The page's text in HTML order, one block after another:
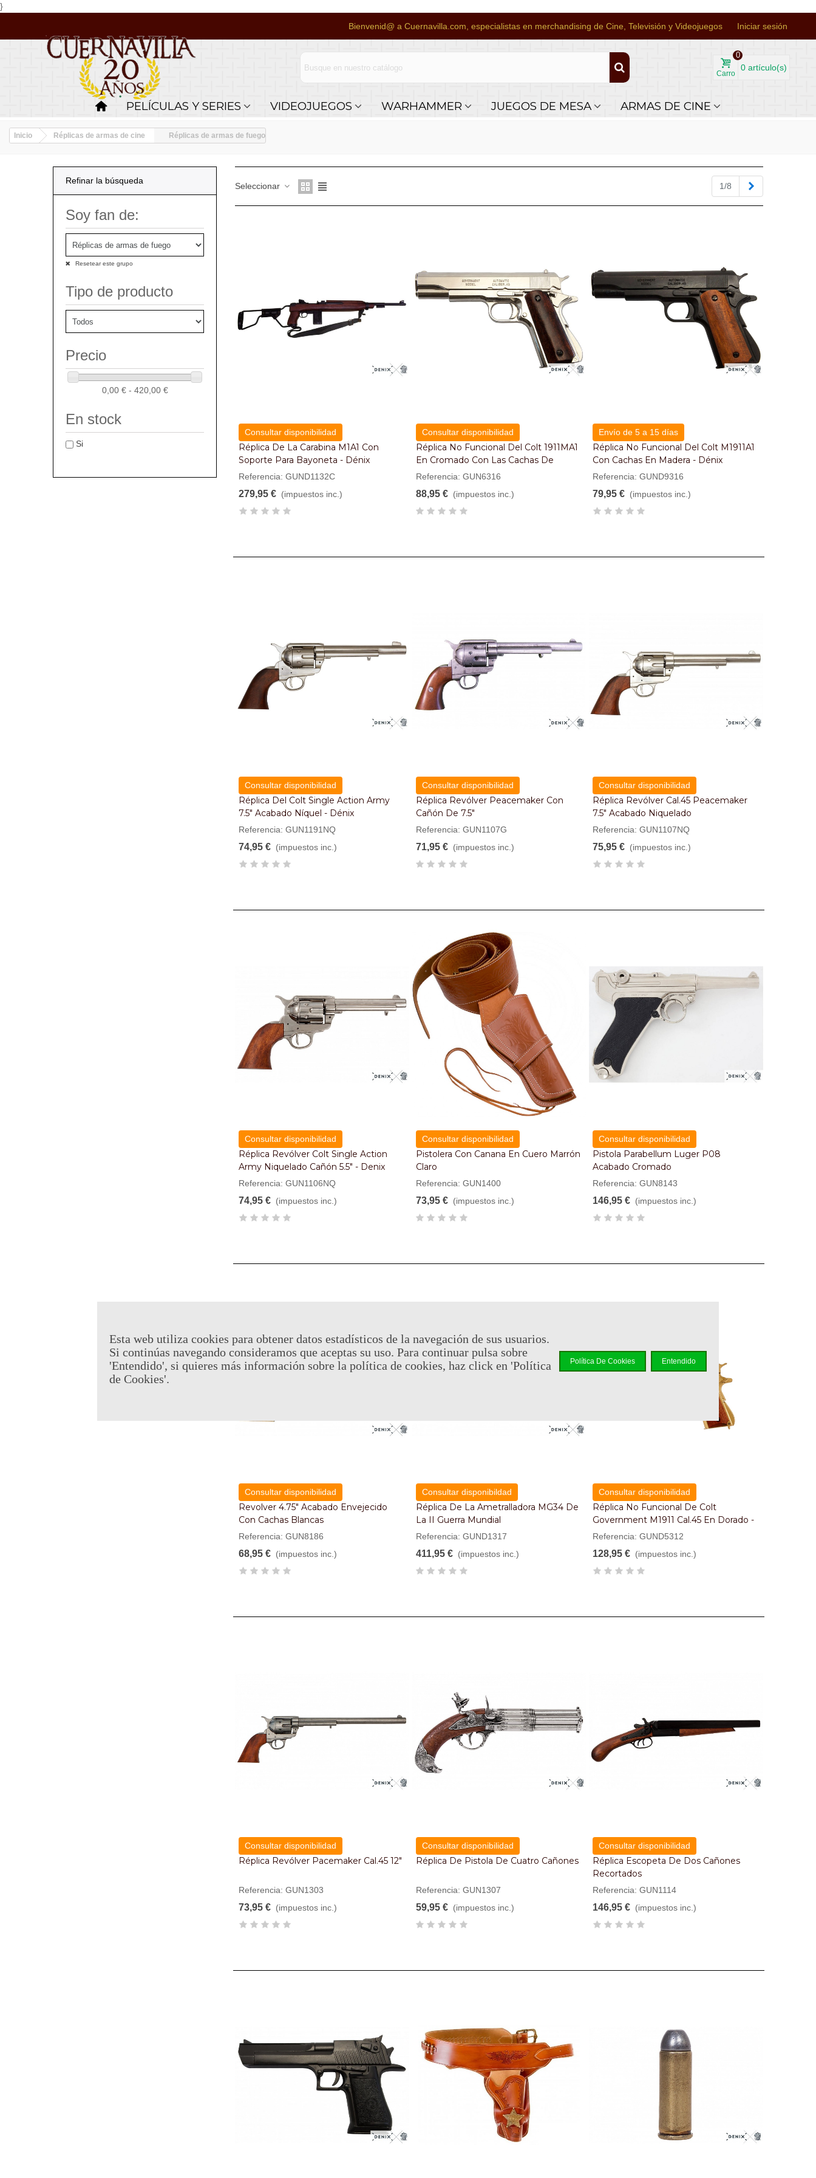
}
Bienvenid@ a Cuernavilla.com, especialistas en merchandising de Cine, Televisión y Videojuegos Iniciar sesión
Carro
0
0 artículo(s)
PELÍCULAS Y SERIES VIDEOJUEGOS WARHAMMER JUEGOS DE MESA ARMAS DE CINE
Inicio Réplicas de armas de cine Réplicas de armas de fuego
Refinar la búsqueda
Soy fan de:
Resetear este grupo
Tipo de producto
Precio
0,00 € - 420,00 €
En stock
Si
Seleccionar 1/8
Consultar disponibilidad
Réplica De La Carabina M1A1 Con
Soporte Para Bayoneta - Dénix
Referencia: GUND1132C
279,95 € (impuestos inc.)
Consultar disponibilidad
Réplica No Funcional Del Colt 1911MA1
En Cromado Con Las Cachas De
Madera Oscura - Dénix
Referencia: GUN6316
88,95 € (impuestos inc.)
Envío de 5 a 15 días
Réplica No Funcional Del Colt M1911A1
Con Cachas En Madera - Dénix
Referencia: GUND9316
79,95 € (impuestos inc.)
Consultar disponibilidad
Réplica Del Colt Single Action Army
7.5" Acabado Níquel - Dénix
Referencia: GUN1191NQ
74,95 € (impuestos inc.)
Consultar disponibilidad
Réplica Revólver Peacemaker Con
Cañón De 7.5"
Referencia: GUN1107G
71,95 € (impuestos inc.)
Consultar disponibilidad
Réplica Revólver Cal.45 Peacemaker
7.5" Acabado Niquelado
Referencia: GUN1107NQ
75,95 € (impuestos inc.)
Consultar disponibilidad
Réplica Revólver Colt Single Action
Army Niquelado Cañón 5.5" - Denix
Referencia: GUN1106NQ
74,95 € (impuestos inc.)
Consultar disponibilidad
Pistolera Con Canana En Cuero Marrón
Claro
Referencia: GUN1400
73,95 € (impuestos inc.)
Consultar disponibilidad
Pistola Parabellum Luger P08
Acabado Cromado
Referencia: GUN8143
146,95 € (impuestos inc.)
Consultar disponibilidad
Revolver 4.75" Acabado Envejecido
Con Cachas Blancas
Referencia: GUN8186
68,95 € (impuestos inc.)
Consultar disponibildad
Réplica De La Ametralladora MG34 De
La II Guerra Mundial
Referencia: GUND1317
411,95 € (impuestos inc.)
Consultar disponibilidad
Réplica No Funcional De Colt
Government M1911 Cal.45 En Dorado -
Dénix
Referencia: GUND5312
128,95 € (impuestos inc.)
Consultar disponibilidad
Réplica Revólver Pacemaker Cal.45 12"
Referencia: GUN1303
73,95 € (impuestos inc.)
Consultar disponibilidad
Réplica De Pistola De Cuatro Cañones
Referencia: GUN1307
59,95 € (impuestos inc.)
Consultar disponibilidad
Réplica Escopeta De Dos Cañones
Recortados
Referencia: GUN1114
146,95 € (impuestos inc.)
Esta web utiliza cookies para obtener datos estadísticos de la navegación de sus usuarios.
Si continúas navegando consideramos que aceptas su uso. Para continuar pulsa sobre
'Entendido', si quieres más información sobre la política de cookies, haz click en 'Política
de Cookies'.
Política De Cookies Entendido